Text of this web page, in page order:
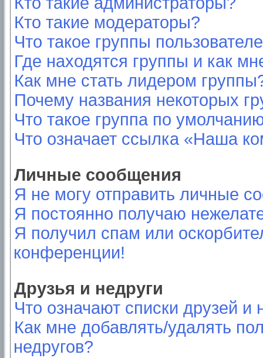
Кто такие модераторы?
Что такое группы
Где находятся группы и как
Как мне стать лидером
Почему названия некоторых
Что такое группа по
Что означает ссылка «Наша
Личные сообщения
Я не могу отправить личные
Я постоянно получаю
Я получил спам или
конференции!
Друзья и недруги
Что означают списки друзей и
Как мне добавлять/удалять
недругов?